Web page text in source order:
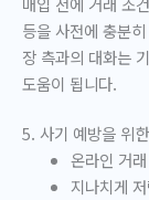
등을 사전에 충분
장 측과의 대화는
도움이 됩니다.
5. 사기 예방을 위
온라인 거
지나치게